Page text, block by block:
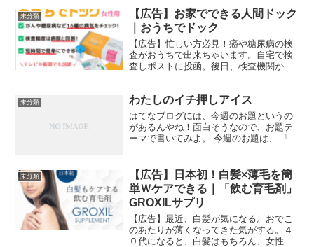
イトサイトを作ってみたい！とゆう野望
が芽生え、引っ越す...
未分類
【広告】お家でできる人間ドック
｜おうちでドック
【広告】忙しい方必見！癌や糖尿病の検
査がおうちで出来ちゃいます。自宅で検
査しポストに投函。後日、検査機関から
未分類 わたしのイチ押しアイス
はてなブログには、今週のお題というの
があるんやね！面白そうなので、お題テ
ーマで書いてみよ。 今週のお題は、 「わ
バニラも美味しいし、いちごのチョコが
けも美味しいし、...
未分類
【広告】日本初！白髪×薄毛を簡
単Ｗケアできる｜「飲む育毛剤」
GROXILサプリ
【広告】最近、白髪が気になる。おでこ
のあたりが薄くなってきた気がする。４
０代になると、白髪はもちろん、女性も